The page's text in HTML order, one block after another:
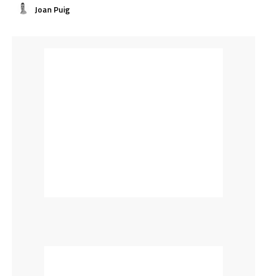
Joan Puig